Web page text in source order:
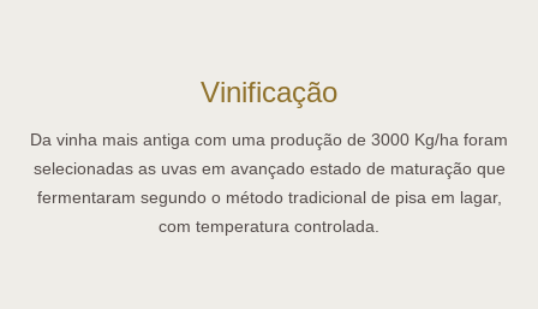
Vinificação
Da vinha mais antiga com uma produção de 3000 Kg/ha foram
selecionadas as uvas em avançado estado de maturação que
fermentaram segundo o método tradicional de pisa em lagar,
com temperatura controlada.